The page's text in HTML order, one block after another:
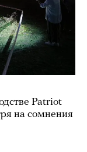
Patriot
на сомнения